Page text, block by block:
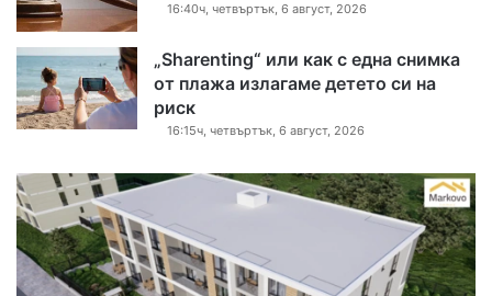
16:40ч, четвъртък, 6 август, 2026
„Sharenting“ или как с една снимка
от плажа излагаме детето си на
риск
16:15ч, четвъртък, 6 август, 2026